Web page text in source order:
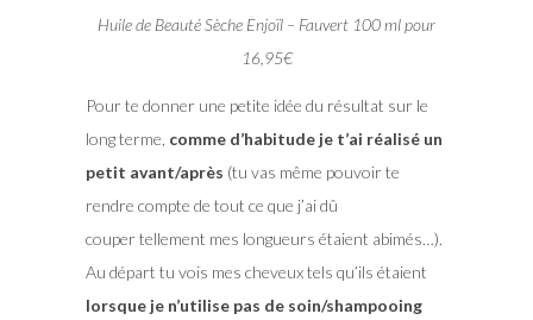
Huile de Beauté Sèche Enjoïl – Fauvert 100 ml pour
16,95€
Pour te donner une petite idée du résultat sur le
long terme, comme d’habitude je t’ai réalisé un
petit avant/après (tu vas même pouvoir te
rendre compte de tout ce que j’ai dû
couper tellement mes longueurs étaient abimés…).
Au départ tu vois mes cheveux tels qu’ils étaient
lorsque je n’utilise pas de soin/shampooing